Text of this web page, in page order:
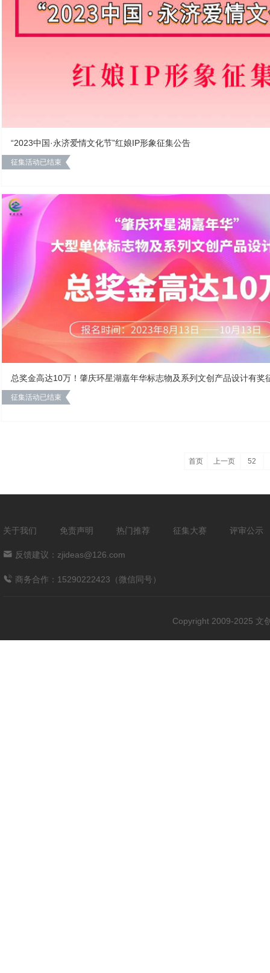
“2023中国·永济爱情文化节”红娘IP形象征集公告
征集活动已结束
总奖金高达10万！肇庆环星湖嘉年华标志物及系列文创产品设计有奖
征集活动已结束
首页 上一页 52
关于我们 免责声明 热门推荐 征集大赛 评审公示
反馈建议：zjideas@126.com
商务合作：15290222423（微信同号）
Copyright 2009-2025 文